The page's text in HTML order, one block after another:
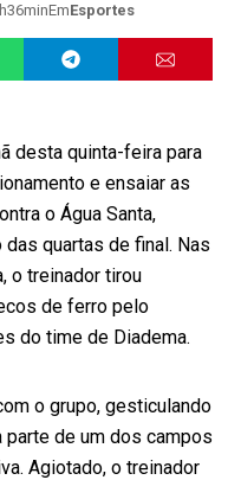
EmEsportes
desta quinta-feira para
e ensaiar as
o Água Santa,
quartas de final. Nas
o treinador tirou
de ferro pelo
do time de Diadema.
o grupo, gesticulando
parte de um dos campos
Agiotado, o treinador